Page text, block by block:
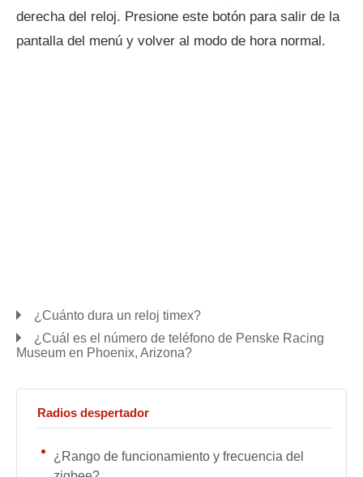
derecha del reloj. Presione este botón para salir de la
pantalla del menú y volver al modo de hora normal.
¿Cuánto dura un reloj timex?
¿Cuál es el número de teléfono de Penske Racing
Museum en Phoenix, Arizona?
Radios despertador
¿Rango de funcionamiento y frecuencia del